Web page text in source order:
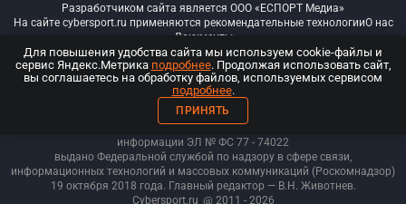
Разработчиком сайта является ООО «ЕСПОРТ Медиа»
На сайте cybersport.ru применяются рекомендательные технологииО нас
Документы
© ООО «Киберспорт.ру» — Все права защищены
18+
ООО «Киберспорт.ру». Свидетельство о регистрации средств массовой
информации ЭЛ № ФС 77 - 74022
выдано Федеральной службой по надзору в сфере связи,
информационных технологий и массовых коммуникаций (Роскомнадзор)
19 октября 2018 года. Главный редактор — В.Н. Животнев.
Cybersport.ru @ 2011 - 2026
Для повышения удобства сайта мы используем cookie-файлы и
сервис Яндекс.Метрика подробнее. Продолжая использовать сайт,
вы соглашаетесь на обработку файлов, используемых сервисом
подробнее.
ПРИНЯТЬ